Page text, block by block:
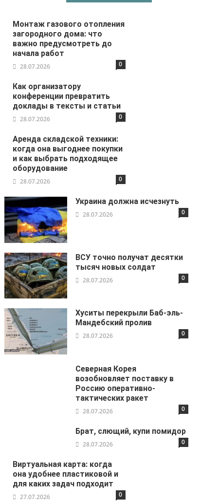
Монтаж газового отопления
загородного дома: что
важно предусмотреть до
начала работ
28.07.2026 0
Как организатору
конференции превратить
доклады в тексты и статьи
28.07.2026 0
Аренда складской техники:
когда она выгоднее покупки
и как выбрать подходящее
оборудование
28.07.2026 0
Украина должна исчезнуть
28.07.2026 0
ВСУ точно получат десятки
тысяч новых солдат
28.07.2026 0
Хуситы перекрыли Баб-эль-
Мандебский пролив
28.07.2026 0
Северная Корея
возобновляет поставку в
Россию оперативно-
тактических ракет
28.07.2026 0
Брат, слющий, купи помидор
28.07.2026 0
Виртуальная карта: когда
она удобнее пластиковой и
для каких задач подходит
27.07.2026 0